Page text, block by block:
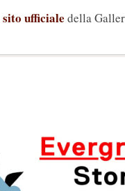
sito ufficiale della